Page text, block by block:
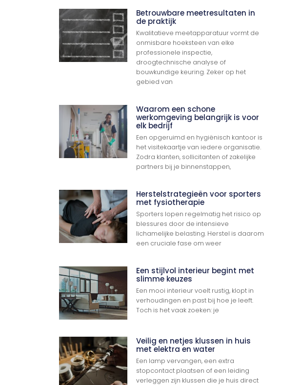
Betrouwbare meetresultaten in
de praktijk
Kwalitatieve meetapparatuur vormt de
onmisbare hoeksteen van elke
professionele inspectie,
droogtechnische analyse of
bouwkundige keuring. Zeker op het
gebied van
Waarom een schone
werkomgeving belangrijk is voor
elk bedrijf
Een opgeruimd en hygiënisch kantoor is
het visitekaartje van iedere organisatie.
Zodra klanten, sollicitanten of zakelijke
partners bij je binnenstappen,
Herstelstrategieën voor sporters
met fysiotherapie
Sporters lopen regelmatig het risico op
blessures door de intensieve
lichamelijke belasting. Herstel is daarom
een cruciale fase om weer
Een stijlvol interieur begint met
slimme keuzes
Een mooi interieur voelt rustig, klopt in
verhoudingen en past bij hoe je leeft.
Toch is het vaak zoeken: je
Veilig en netjes klussen in huis
met elektra en water
Een lamp vervangen, een extra
stopcontact plaatsen of een leiding
verleggen zijn klussen die je huis direct